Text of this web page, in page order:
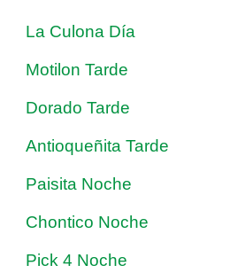
La Culona Día
Motilon Tarde
Dorado Tarde
Antioqueñita Tarde
Paisita Noche
Chontico Noche
Pick 4 Noche